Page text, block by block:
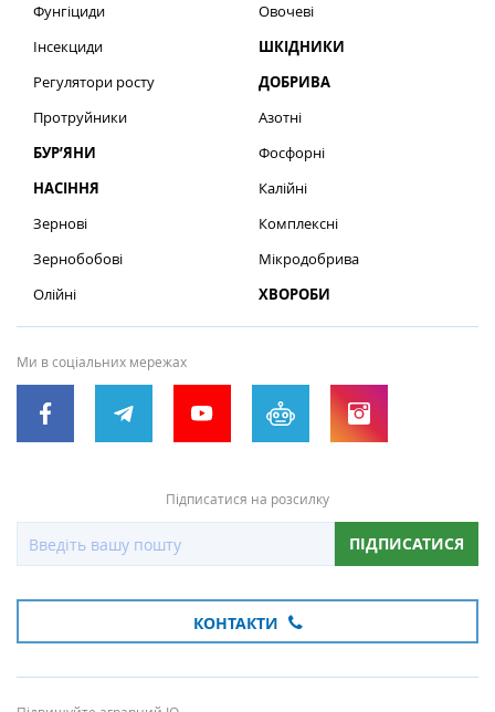
Фунгіциди
Інсекциди
Регулятори росту
Протруйники
БУР’ЯНИ
НАСІННЯ
Зернові
Зернобобові
Олійні
Овочеві
ШКІДНИКИ
ДОБРИВА
Азотні
Фосфорні
Калійні
Комплексні
Мікродобрива
ХВОРОБИ
Ми в соціальних мережах
Підписатися на розсилку
ПІДПИСАТИСЯ
КОНТАКТИ